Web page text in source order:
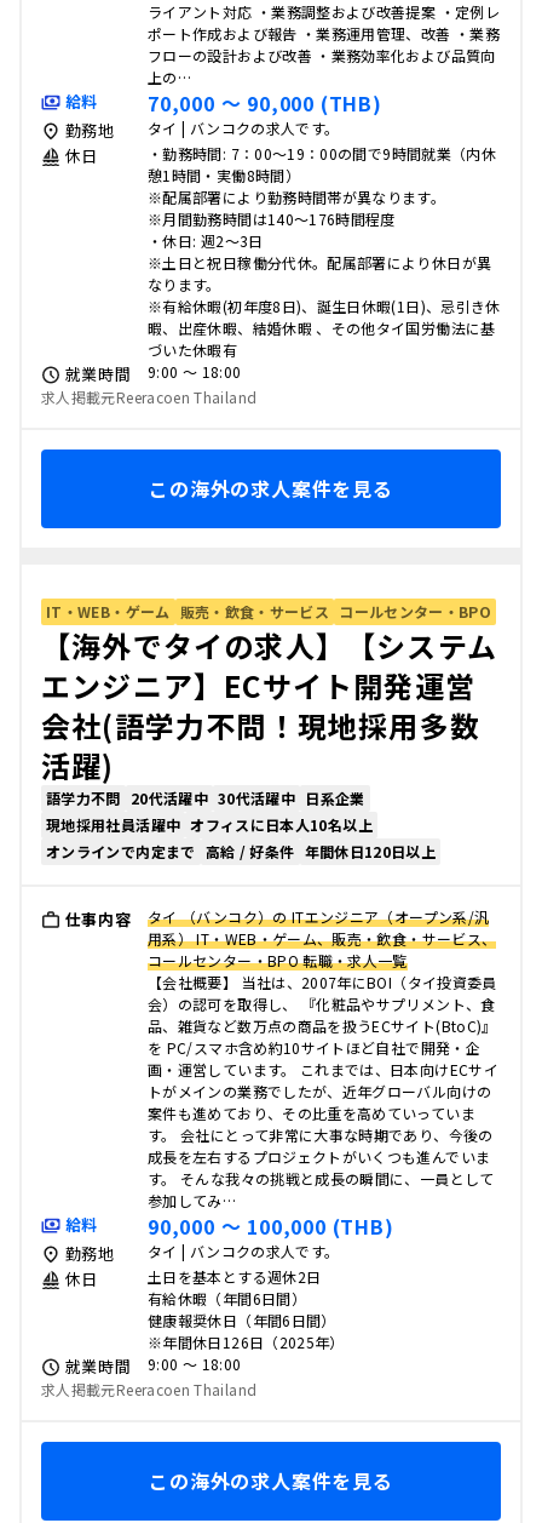
ライアント対応 ・業務調整および改善提案 ・定例レ
ポート作成および報告 ・業務運用管理、改善 ・業務
フローの設計および改善 ・業務効率化および品質向
上の…
給料 70,000 〜 90,000 (THB)
勤務地 タイ | バンコクの求人です。
休日
・勤務時間: 7：00～19：00の間で9時間就業（内休
憩1時間・実働8時間）
※配属部署により勤務時間帯が異なります。
※月間勤務時間は140～176時間程度
・休日: 週2～3日
※土日と祝日稼働分代休。配属部署により休日が異
なります。
※有給休暇(初年度8日)、誕生日休暇(1日)、忌引き休
暇、出産休暇、結婚休暇 、その他タイ国労働法に基
づいた休暇有
就業時間
9:00 〜 18:00
求人掲載元Reeracoen Thailand
この海外の求人案件を見る
IT・WEB・ゲーム 販売・飲食・サービス コールセンター・BPO
【海外でタイの求人】【システム
エンジニア】ECサイト開発運営
会社(語学力不問！現地採用多数
活躍)
語学力不問 20代活躍中 30代活躍中 日系企業
現地採用社員活躍中 オフィスに日本人10名以上
オンラインで内定まで 高給 / 好条件 年間休日120日以上
仕事内容
タイ （バンコク）の ITエンジニア（オープン系/汎
用系） IT・WEB・ゲーム、販売・飲食・サービス、
コールセンター・BPO 転職・求人一覧
【会社概要】 当社は、2007年にBOI（タイ投資委員
会）の認可を取得し、 『化粧品やサプリメント、食
品、雑貨など数万点の商品を扱うECサイト(BtoC)』
を PC/スマホ含め約10サイトほど自社で開発・企
画・運営しています。 これまでは、日本向けECサイ
トがメインの業務でしたが、近年グローバル向けの
案件も進めており、その比重を高めていっていま
す。 会社にとって非常に大事な時期であり、今後の
成長を左右するプロジェクトがいくつも進んでいま
す。 そんな我々の挑戦と成長の瞬間に、一員として
参加してみ…
給料 90,000 〜 100,000 (THB)
勤務地 タイ | バンコクの求人です。
休日
土日を基本とする週休2日
有給休暇（年間6日間）
健康報奨休日（年間6日間）
※年間休日126日（2025年）
就業時間
9:00 〜 18:00
求人掲載元Reeracoen Thailand
この海外の求人案件を見る